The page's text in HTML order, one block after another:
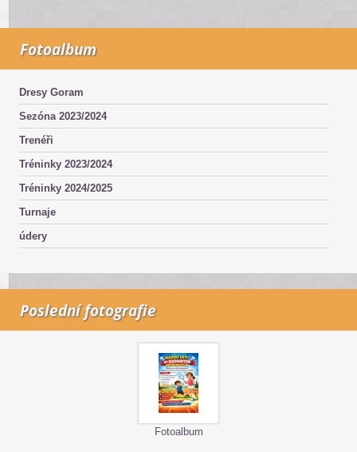
Fotoalbum
Dresy Goram
Sezóna 2023/2024
Trenéři
Tréninky 2023/2024
Tréninky 2024/2025
Turnaje
údery
Poslední fotografie
Fotoalbum